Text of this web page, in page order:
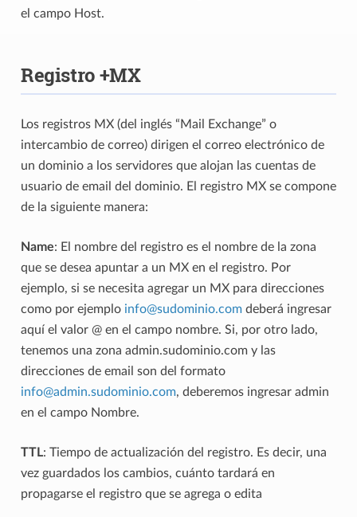
el campo Host.
Registro +MX
Los registros MX (del inglés “Mail Exchange” o
intercambio de correo) dirigen el correo electrónico de
un dominio a los servidores que alojan las cuentas de
usuario de email del dominio. El registro MX se compone
de la siguiente manera:
Name: El nombre del registro es el nombre de la zona
que se desea apuntar a un MX en el registro. Por
ejemplo, si se necesita agregar un MX para direcciones
como por ejemplo info@sudominio.comdeberá ingresar
aquí el valor @ en el campo nombre. Si, por otro lado,
tenemos una zona admin.sudominio.com y las
direcciones de email son del formato
info@admin.sudominio.com, deberemos ingresar admin
en el campo Nombre.
TTL: Tiempo de actualización del registro. Es decir, una
vez guardados los cambios, cuánto tardará en
propagarse el registro que se agrega o edita